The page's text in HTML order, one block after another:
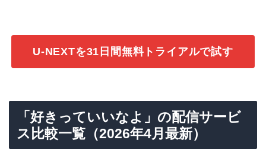
U-NEXTを31日間無料トライアルで試す
「好きっていいなよ」の配信サービ
ス比較一覧（2026年4月最新）